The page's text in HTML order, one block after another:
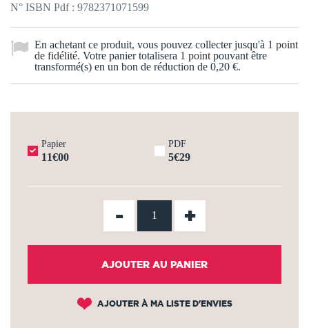
N° ISBN Pdf : 9782371071599
En achetant ce produit, vous pouvez collecter jusqu'à 1 point
de fidélité. Votre panier totalisera 1 point pouvant être
transformé(s) en un bon de réduction de 0,20 €.
Papier
11€00
PDF
5€29
- +
AJOUTER AU PANIER
AJOUTER À MA LISTE D'ENVIES